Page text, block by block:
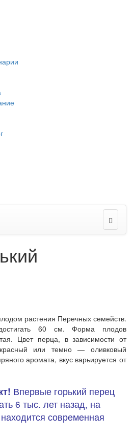
растения Перечных семейств.
60 см. Форма плодов
Цвет перца, в зависимости от
или темно — оливковый
аромата, вкус варьируется от
Впервые горький перец
6 тыс. лет назад, на
современная